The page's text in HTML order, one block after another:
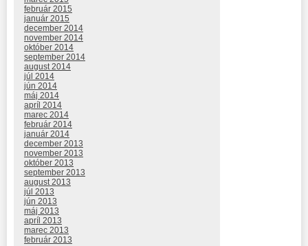
február 2015
január 2015
december 2014
november 2014
október 2014
september 2014
august 2014
júl 2014
jún 2014
máj 2014
apríl 2014
marec 2014
február 2014
január 2014
december 2013
november 2013
október 2013
september 2013
august 2013
júl 2013
jún 2013
máj 2013
apríl 2013
marec 2013
február 2013